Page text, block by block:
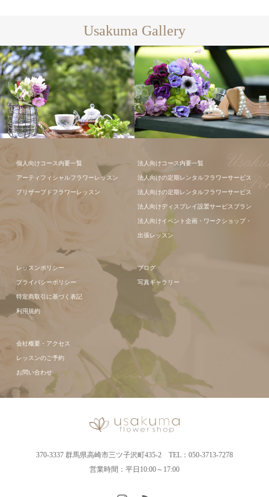
Usakuma Gallery
個人向けコース内要一覧
アーティフィシャルフラワーレッスン
プリザーブドフラワーレッスン
法人向けコース内要一覧
法人向けの定期レンタルフラワーサービス
法人向けの定期レンタルフラワーサービス
法人向けディスプレイ設置サービスプラン
法人向けイベント企画・ワークショップ・
出張レッスン
レッスンポリシー
プライバシーポリシー
特定商取引に基づく表記
利用規約
ブログ
写真ギャラリー
会社概要・アクセス
レッスンのご予約
お問い合わせ
370-3337 群馬県高崎市三ツ子沢町435-2 TEL：050-3713-7278
営業時間：平日10:00～17:00